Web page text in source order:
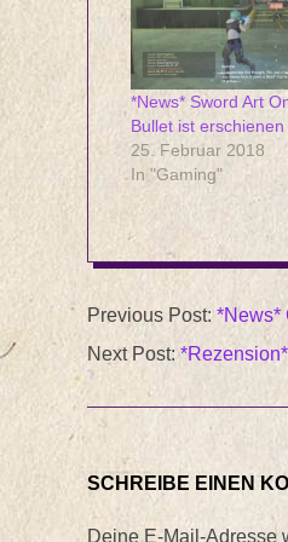
*News* Sword Art
Bullet ist erschienen
25. Februar 2018
In "Gaming"
10-
22
Previous Post: *News*
Next Post:
SCHREIBE EINEN
Deine E-Mail-Adresse